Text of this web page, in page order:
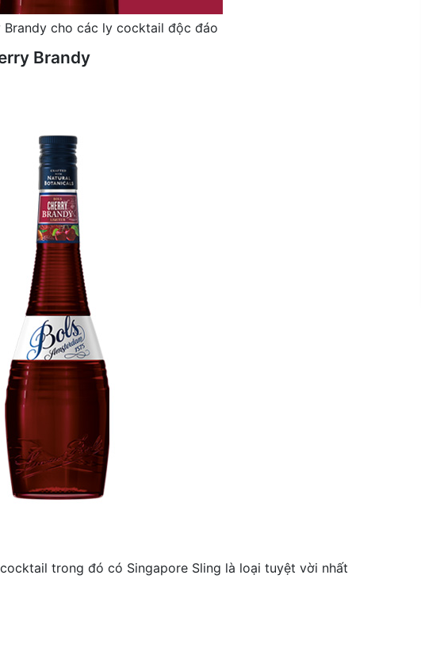
Brandy cho các ly cocktail độc đáo
Brandy
trong đó có Singapore Sling là loại tuyệt vời nhất